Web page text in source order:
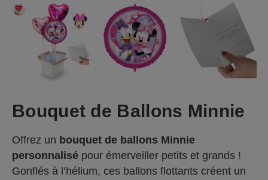
Bouquet de Ballons Minnie
Offrez un bouquet de ballons Minnie
personnalisé pour émerveiller petits et grands !
Gonflés à l’hélium, ces ballons flottants créent un